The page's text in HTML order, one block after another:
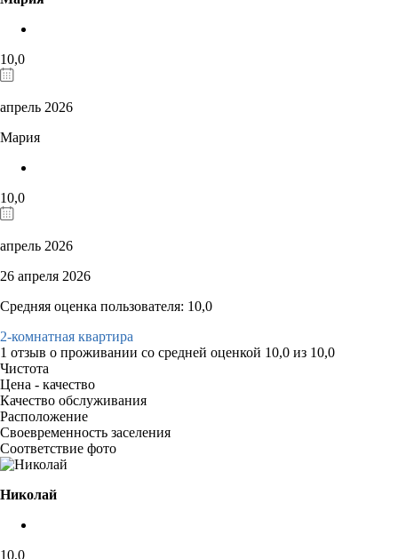
10,0
апрель 2026
Мария
10,0
апрель 2026
26 апреля 2026
Средняя оценка пользователя: 10,0
2-комнатная квартира
1 отзыв о проживании со средней оценкой 10,0 из 10,0
Чистота
Цена - качество
Качество обслуживания
Расположение
Своевременность заселения
Соответствие фото
Николай
10,0